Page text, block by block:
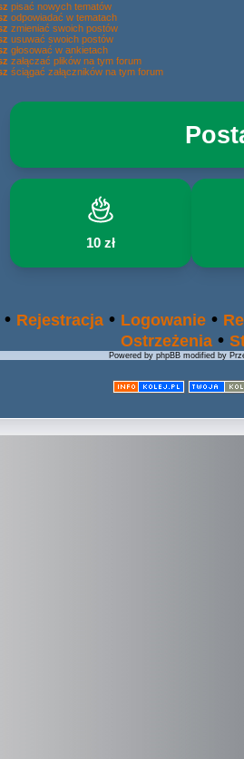
pisać nowych tematów
odpowiadać w tematach
zmieniać swoich postów
usuwać swoich postów
głosować w ankietach
załączać plików na tym forum
ściągać załączników na tym forum
10 zł
• Rejestracja • Logowanie •
Ostrzeżenia •
Powered by phpBB modified by